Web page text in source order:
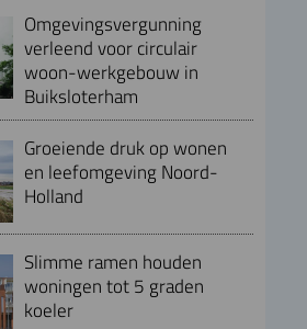
Omgevingsvergunning
verleend voor circulair
woon-werkgebouw in
Buiksloterham
Groeiende druk op wonen
en leefomgeving Noord-
Holland
Slimme ramen houden
woningen tot 5 graden
koeler